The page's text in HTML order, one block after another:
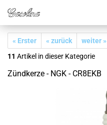
« Erster « zurück weiter »
11 Artikel in dieser Kategorie
Zündkerze - NGK - CR8EKB